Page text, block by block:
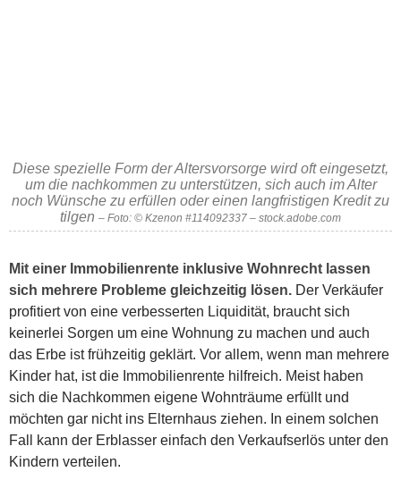
Diese spezielle Form der Altersvorsorge wird oft eingesetzt,
um die nachkommen zu unterstützen, sich auch im Alter
noch Wünsche zu erfüllen oder einen langfristigen Kredit zu
tilgen – Foto: © Kzenon #114092337 – stock.adobe.com
Mit einer Immobilienrente inklusive Wohnrecht lassen
sich mehrere Probleme gleichzeitig lösen. Der Verkäufer
profitiert von eine verbesserten Liquidität, braucht sich
keinerlei Sorgen um eine Wohnung zu machen und auch
das Erbe ist frühzeitig geklärt. Vor allem, wenn man mehrere
Kinder hat, ist die Immobilienrente hilfreich. Meist haben
sich die Nachkommen eigene Wohnträume erfüllt und
möchten gar nicht ins Elternhaus ziehen. In einem solchen
Fall kann der Erblasser einfach den Verkaufserlös unter den
Kindern verteilen.